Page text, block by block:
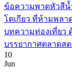
10
Jun